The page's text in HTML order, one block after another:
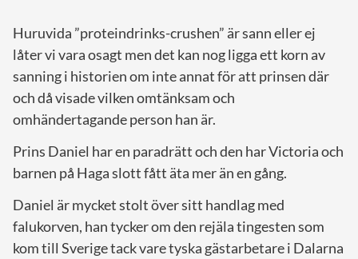
Huruvida ”proteindrinks-crushen” är sann eller ej
låter vi vara osagt men det kan nog ligga ett korn av
sanning i historien om inte annat för att prinsen där
och då visade vilken omtänksam och
omhändertagande person han är.
Prins Daniel har en paradrätt och den har Victoria och
barnen på Haga slott fått äta mer än en gång.
Daniel är mycket stolt över sitt handlag med
falukorven, han tycker om den rejäla tingesten som
kom till Sverige tack vare tyska gästarbetare i Dalarna